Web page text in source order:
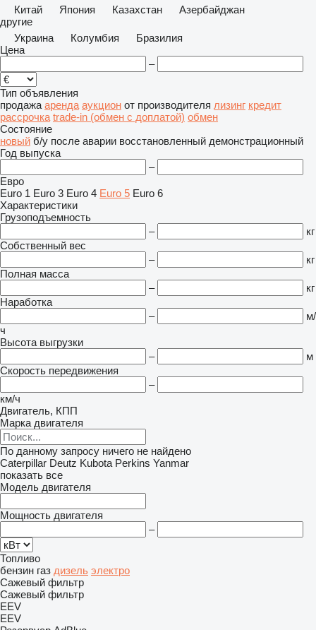
Китай
Япония Казахстан
Азербайджан
другие
Украина
Колумбия
Бразилия
Цена
–
Тип объявления
продажа аренда аукцион от производителя лизинг кредит
рассрочка trade-in (обмен с доплатой) обмен
Состояние
новый б/у после аварии восстановленный демонстрационный
Год выпуска
–
Евро
Euro 1 Euro 3 Euro 4 Euro 5 Euro 6
Характеристики
Грузоподъемность
–
кг
Собственный вес
–
кг
Полная масса
–
кг
Наработка
–
м/
ч
Высота выгрузки
–
м
Скорость передвижения
–
км/ч
Двигатель, КПП
Марка двигателя
По данному запросу ничего не найдено
Caterpillar Deutz Kubota Perkins Yanmar
показать все
Модель двигателя
Мощность двигателя
–
Топливо
бензин газ дизель электро
Сажевый фильтр
Сажевый фильтр
EEV
EEV